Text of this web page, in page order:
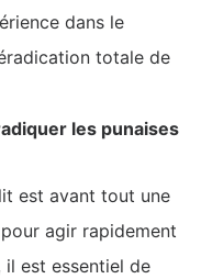
dans le
totale de
les punaises
est avant tout une
agir rapidement
est essentiel de